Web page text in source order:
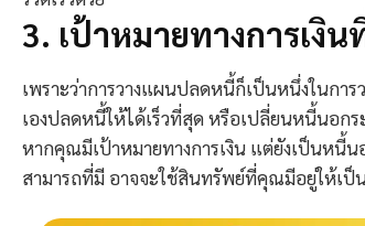
3. เป้าหมายทางการเงิ
เพราะว่าการวางแผนปลดหนี้ก็เป็นหนึ่งในกา
เองปลดหนี้ให้ได้เร็วที่สุด หรือเปลี่ยนหนี้นอ
หากคุณมีเป้าหมายทางการเงิน แต่ยังเป็นหนี้
สามารถที่มี อาจจะใช้สินทรัพย์ที่คุณมีอยู่ให้เป็